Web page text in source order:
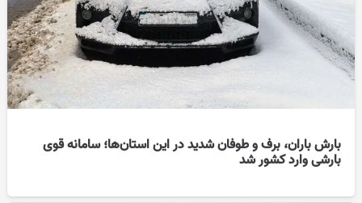
بارش باران، برف و طوفان شدید در این استان‌ها؛ سامانه قوی
بارشی وارد کشور شد